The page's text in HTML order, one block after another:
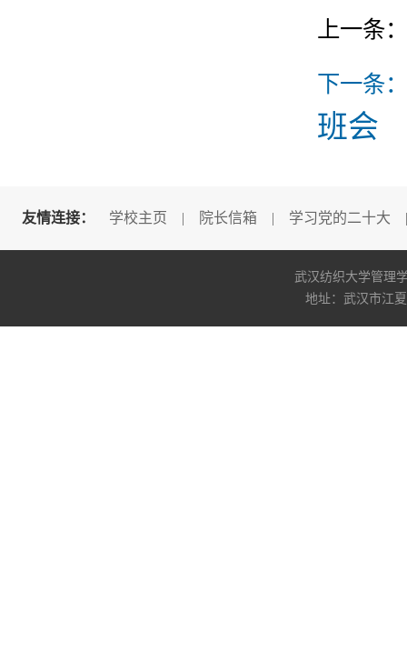
上一条：
下一条：
班会
友情连接： 学校主页 | 院长信箱 | 学习党的二十大 |
武汉纺织大学管理
地址：武汉市江